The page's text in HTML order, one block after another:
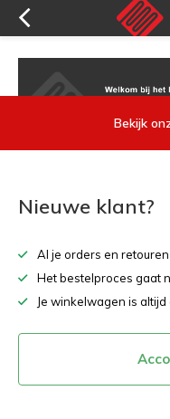
Bekijk
Nieuwe klant?
Al je orders en
Het bestelproces gaat
Je winkelwagen is